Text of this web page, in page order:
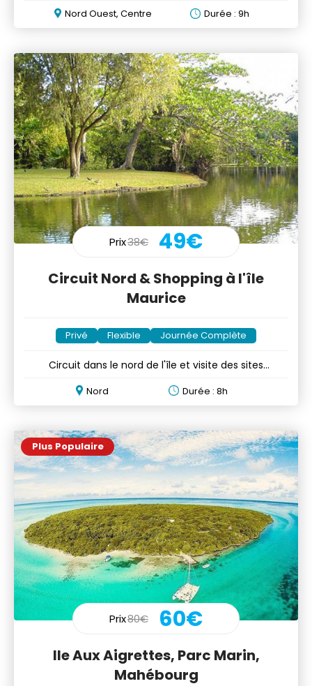
Nord Ouest, Centre Durée : 9h
Prix38€ 49€
Circuit Nord & Shopping à l'île
Maurice
Privé Flexible Journée Complète
Circuit dans le nord de l'île et visite des sites
Nord Durée : 8h
Plus Populaire
Prix80€ 60€
Ile Aux Aigrettes, Parc Marin,
Mahébourg